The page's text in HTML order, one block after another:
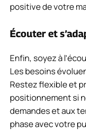
positive de votre
Écouter et
Enfin, soyez à
Les besoins
Restez flexible et
positionnement si
demandes et aux
phase avec votre